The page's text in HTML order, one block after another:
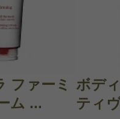
クチコミを
員様は、マイペ
コミ投稿する
ファーミ
ム ...
ボデ
ティ